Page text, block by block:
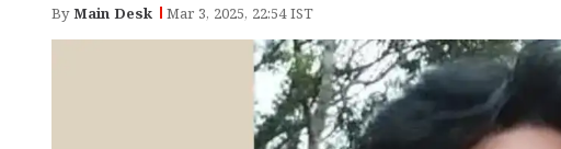
ByMain Desk Mar 3, 2025, 22:54 IST